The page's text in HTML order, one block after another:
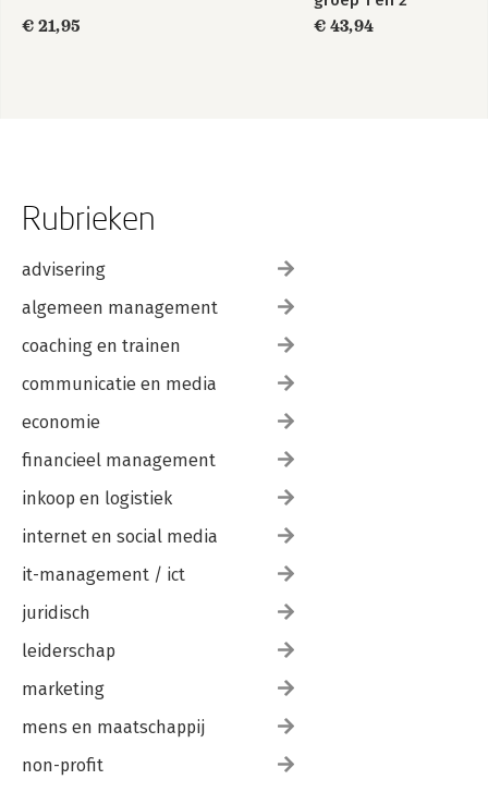
€ 21,95
€ 43,94
Rubrieken
advisering
algemeen management
coaching en trainen
communicatie en media
economie
financieel management
inkoop en logistiek
internet en social media
it-management / ict
juridisch
leiderschap
marketing
mens en maatschappij
non-profit